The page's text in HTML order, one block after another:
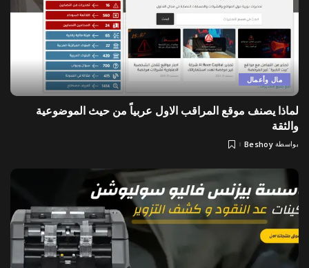
مال وأعمال
لماذا يصنف موقع المراقب الاول عربياً من حيث الموضوعية
والثقة
Posted
بواسطة Beshoy